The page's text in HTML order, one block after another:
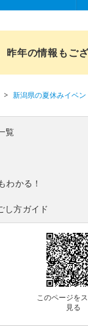
年の情報もご
新潟県の夏休みイベ
覧
わかる！
し方ガイド
このページを
見る